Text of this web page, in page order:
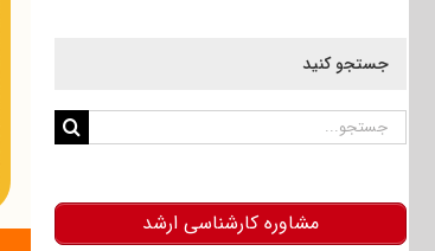
جستجو کنید
جستجو
مشاوره کارشناسی ارشد